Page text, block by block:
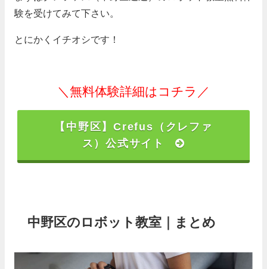
験を受けてみて下さい。
とにかくイチオシです！
＼無料体験詳細はコチラ／
【中野区】Crefus（クレファ
ス）公式サイト
中野区のロボット教室｜まとめ